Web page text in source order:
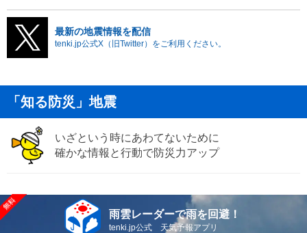
最新の地震情報を配信
tenki.jp公式X（旧Twitter）をご利用ください。
「知る防災」地震
いざという時にあわてないために
確かな情報と行動で防災力アップ
雨雲レーダーで雨を回避！
tenki.jp公式 天気予報アプリ